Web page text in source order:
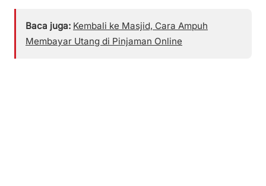
Baca juga: Kembali ke Masjid, Cara Ampuh
Membayar Utang di Pinjaman Online